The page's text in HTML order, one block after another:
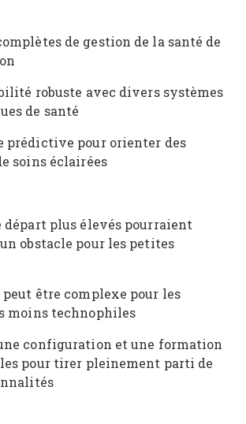
de gestion de la santé de
robuste avec divers systèmes
de santé
prédictive pour orienter des
soins éclairées
départ plus élevés pourraient
obstacle pour les petites
être complexe pour les
moins technophiles
configuration et une formation
pour tirer pleinement parti de